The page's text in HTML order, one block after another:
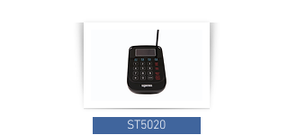
ST5020